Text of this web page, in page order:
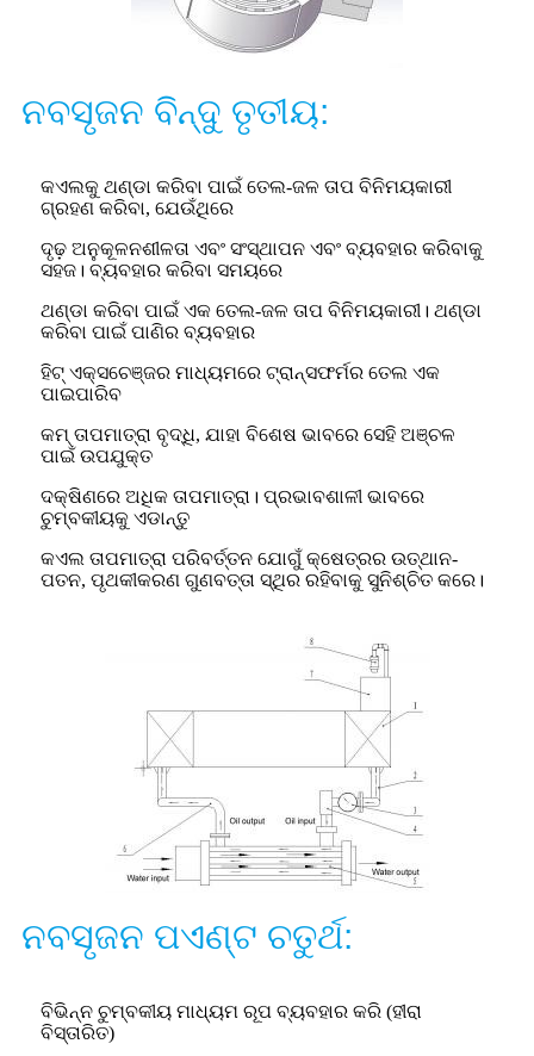
ନବସୃଜନ ବିନ୍ଦୁ ତୃତୀୟ:
କଏଲକୁ ଥଣ୍ଡା କରିବା ପାଇଁ ତେଲ-ଜଳ ତାପ ବିନିମୟକାରୀ
ଗ୍ରହଣ କରିବା, ଯେଉଁଥିରେ
ଦୃଢ଼ ଅନୁକୂଳନଶୀଳତା ଏବଂ ସଂସ୍ଥାପନ ଏବଂ ବ୍ୟବହାର କରିବାକୁ
ସହଜ। ବ୍ୟବହାର କରିବା ସମୟରେ
ଥଣ୍ଡା କରିବା ପାଇଁ ଏକ ତେଲ-ଜଳ ତାପ ବିନିମୟକାରୀ। ଥଣ୍ଡା
କରିବା ପାଇଁ ପାଣିର ବ୍ୟବହାର
ହିଟ୍ ଏକ୍ସଚେଞ୍ଜର ମାଧ୍ୟମରେ ଟ୍ରାନ୍ସଫର୍ମର ତେଲ ଏକ
ପାଇପାରିବ
କମ୍ ତାପମାତ୍ରା ବୃଦ୍ଧି, ଯାହା ବିଶେଷ ଭାବରେ ସେହି ଅଞ୍ଚଳ
ପାଇଁ ଉପଯୁକ୍ତ
ଦକ୍ଷିଣରେ ଅଧିକ ତାପମାତ୍ରା। ପ୍ରଭାବଶାଳୀ ଭାବରେ
ଚୁମ୍ବକୀୟକୁ ଏଡାନ୍ତୁ
କଏଲ ତାପମାତ୍ରା ପରିବର୍ତ୍ତନ ଯୋଗୁଁ କ୍ଷେତ୍ରର ଉତ୍ଥାନ-
ପତନ, ପୃଥକୀକରଣ ଗୁଣବତ୍ତା ସ୍ଥିର ରହିବାକୁ ସୁନିଶ୍ଚିତ କରେ।
ନବସୃଜନ ପଏଣ୍ଟ ଚତୁର୍ଥ:
ବିଭିନ୍ନ ଚୁମ୍ବକୀୟ ମାଧ୍ୟମ ରୂପ ବ୍ୟବହାର କରି (ହୀରା
ବିସ୍ତାରିତ)